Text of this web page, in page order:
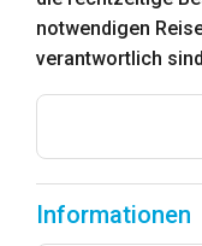
notwendigen
verantwortlich
Informationen